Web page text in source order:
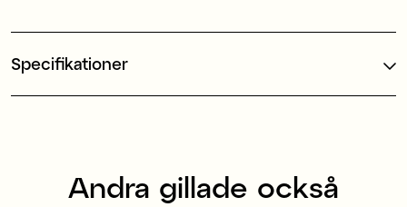
Specifikationer
Andra gillade också